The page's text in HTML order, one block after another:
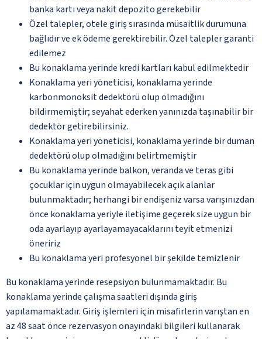
banka kartı veya nakit depozito gerekebilir
Özel talepler, otele giriş sırasında müsaitlik durumuna
bağlıdır ve ek ödeme gerektirebilir. Özel talepler garanti
edilemez
Bu konaklama yerinde kredi kartları kabul edilmektedir
Konaklama yeri yöneticisi, konaklama yerinde
karbonmonoksit dedektörü olup olmadığını
bildirmemiştir; seyahat ederken yanınızda taşınabilir bir
dedektör getirebilirsiniz.
Konaklama yeri yöneticisi, konaklama yerinde bir duman
dedektörü olup olmadığını belirtmemiştir
Bu konaklama yerinde balkon, veranda ve teras gibi
çocuklar için uygun olmayabilecek açık alanlar
bulunmaktadır; herhangi bir endişeniz varsa varışınızdan
önce konaklama yeriyle iletişime geçerek size uygun bir
oda ayarlayıp ayarlayamayacaklarını teyit etmenizi
öneririz
Bu konaklama yeri profesyonel bir şekilde temizlenir
Bu konaklama yerinde resepsiyon bulunmamaktadır. Bu
konaklama yerinde çalışma saatleri dışında giriş
yapılamamaktadır. Giriş işlemleri için misafirlerin varıştan en
az 48 saat önce rezervasyon onayındaki bilgileri kullanarak